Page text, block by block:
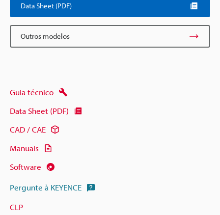
Data Sheet (PDF)
Outros modelos
Guia técnico
Data Sheet (PDF)
CAD / CAE
Manuais
Software
Pergunte à KEYENCE
CLP